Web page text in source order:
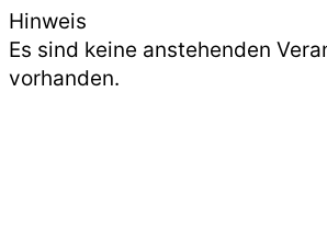
Hinweis
Es sind keine anstehenden
vorhanden.